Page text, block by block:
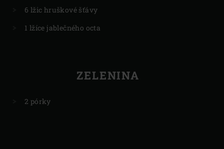
6 lžic hruškové šťávy
1 lžíce jablečného octa
ZELENINA
2 pórky